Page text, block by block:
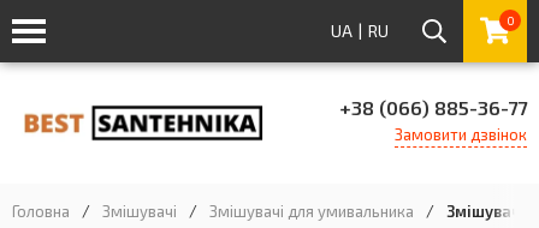
UA | RU 0
+38 (066) 885-36-77
Замовити дзвінок
Головна / Змішувачі / Змішувачі для умивальника / Змішувач